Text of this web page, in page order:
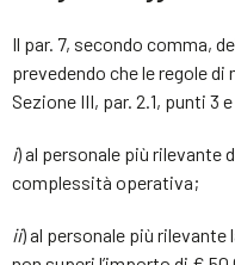
Il par. 7, secondo comma,
prevedendo che le regole
Sezione III, par. 2.1, punti 3
i) al personale più rilevante
complessità operativa;
ii) al personale più rilevante